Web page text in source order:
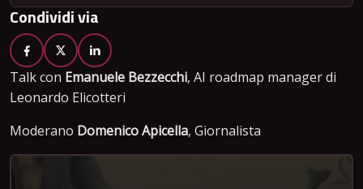
Talk con Emanuele Bezzecchi, AI roadmap manager di
Leonardo Elicotteri
Moderano Domenico Apicella, Giornalista
Condividi via